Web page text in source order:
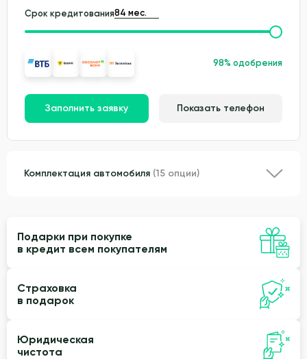
Срок кредитования
98% одобрения
Заполнить заявку Показать телефон
Комплектация автомобиля (15 опции)
Подарки при покупке
в кредит всем покупателям
Страховка
в подарок
Юридическая
чистота